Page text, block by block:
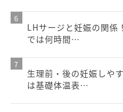
LHサージと妊娠の関係
では何時間…
生理前・後の妊娠しや
は基礎体温表…